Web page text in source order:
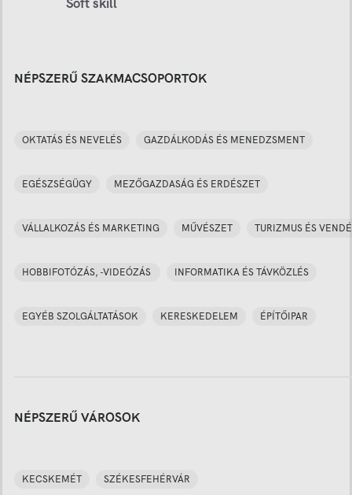
NÉPSZERŰ SZAKMACSOPORTOK
OKTATÁS ÉS NEVELÉS GAZDÁLKODÁS ÉS MENEDZSMENT
EGÉSZSÉGÜGY MEZŐGAZDASÁG ÉS ERDÉSZET
VÁLLALKOZÁS ÉS MARKETING MŰVÉSZET TURIZMUS ÉS
HOBBIFOTÓZÁS, -VIDEÓZÁS INFORMATIKA ÉS TÁVKÖZLÉS
EGYÉB SZOLGÁLTATÁSOK KERESKEDELEM ÉPÍTŐIPAR
NÉPSZERŰ VÁROSOK
KECSKEMÉT SZÉKESFEHÉRVÁR